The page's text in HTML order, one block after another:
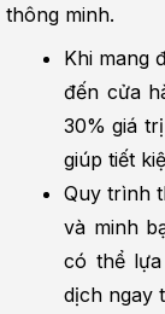
thông minh.
Khi mang
đến cửa
30% giá
giúp tiết
Quy trình
và minh
có thể
dịch ngay